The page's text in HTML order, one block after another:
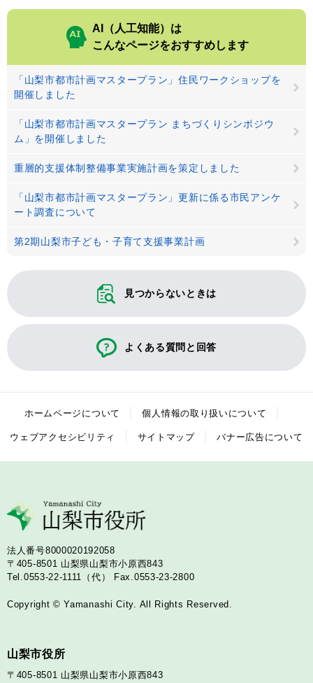
AI（人工知能）は
こんなページをおすすめします
「山梨市都市計画マスタープラン」住民ワークショップを
開催しました
「山梨市都市計画マスタープラン まちづくりシンポジウ
ム」を開催しました
重層的支援体制整備事業実施計画を策定しました
「山梨市都市計画マスタープラン」更新に係る市民アンケ
ート調査について
第2期山梨市子ども・子育て支援事業計画
見つからないときは
よくある質問と回答
ホームページについて 個人情報の取り扱いについて
ウェブアクセシビリティ サイトマップ バナー広告について
法人番号8000020192058
〒405-8501 山梨県山梨市小原西843
Tel.0553-22-1111（代）
Fax.0553-23-2800
Copyright © Yamanashi City. All Rights Reserved.
山梨市役所
〒405-8501 山梨県山梨市小原西843